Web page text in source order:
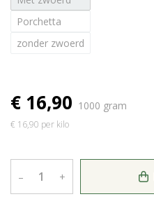
Porchetta
zonder zwoerd
€ 16,90 1000 gram
€ 16,90 per kilo
– +